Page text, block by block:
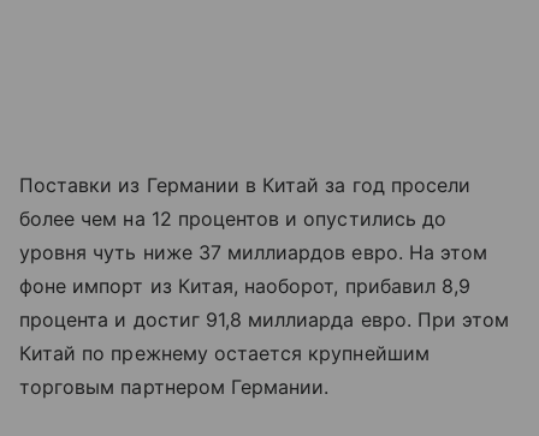
Поставки из Германии в Китай за год просели
более чем на 12 процентов и опустились до
уровня чуть ниже 37 миллиардов евро. На этом
фоне импорт из Китая, наоборот, прибавил 8,9
процента и достиг 91,8 миллиарда евро. При этом
Китай по прежнему остается крупнейшим
торговым партнером Германии.